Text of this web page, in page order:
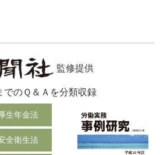
監修提供
のＱ＆Ａを分類収録
生年金法
全衛生法